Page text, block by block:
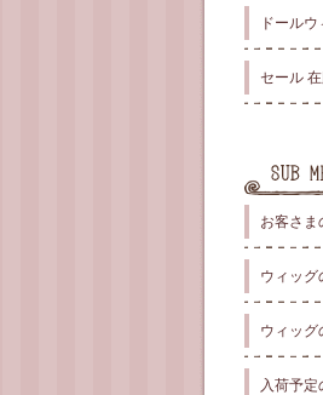
ドール
セール
お客さま
ウィッグ
ウィッグ
入荷予